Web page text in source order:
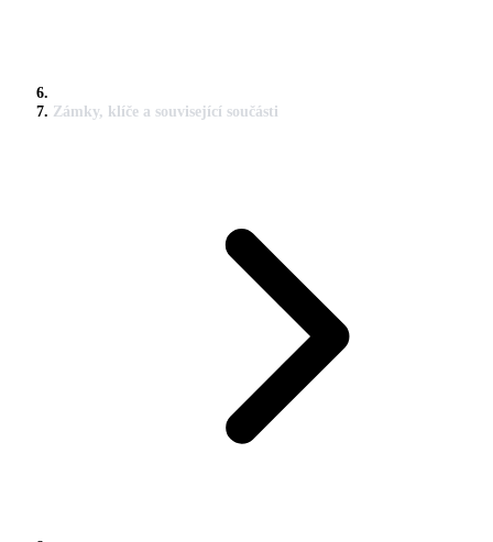
Zámky, klíče a související součásti